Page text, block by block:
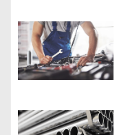
а
п
с